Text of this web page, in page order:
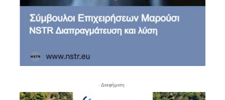
- Διαφήμιση -